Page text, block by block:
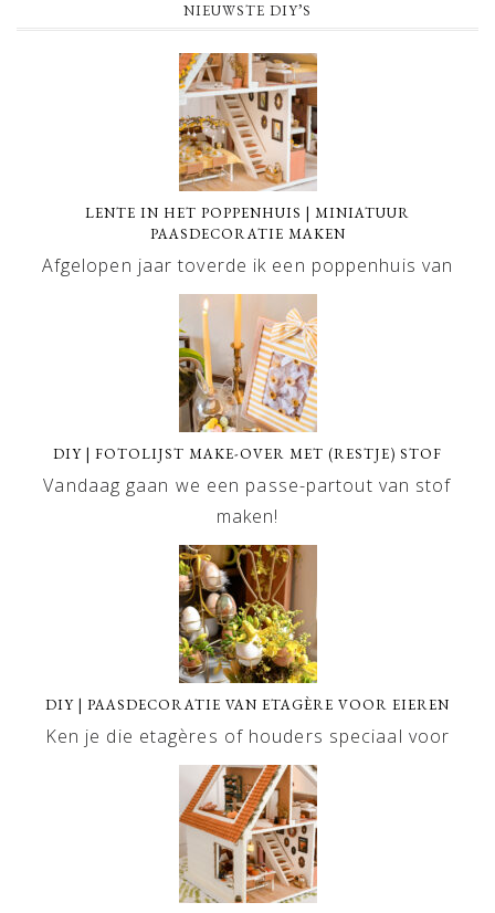
NIEUWSTE DIY’S
LENTE IN HET POPPENHUIS | MINIATUUR
PAASDECORATIE MAKEN
Afgelopen jaar toverde ik een poppenhuis van
DIY | FOTOLIJST MAKE-OVER MET (RESTJE) STOF
Vandaag gaan we een passe-partout van stof
maken!
DIY | PAASDECORATIE VAN ETAGÈRE VOOR EIEREN
Ken je die etagères of houders speciaal voor